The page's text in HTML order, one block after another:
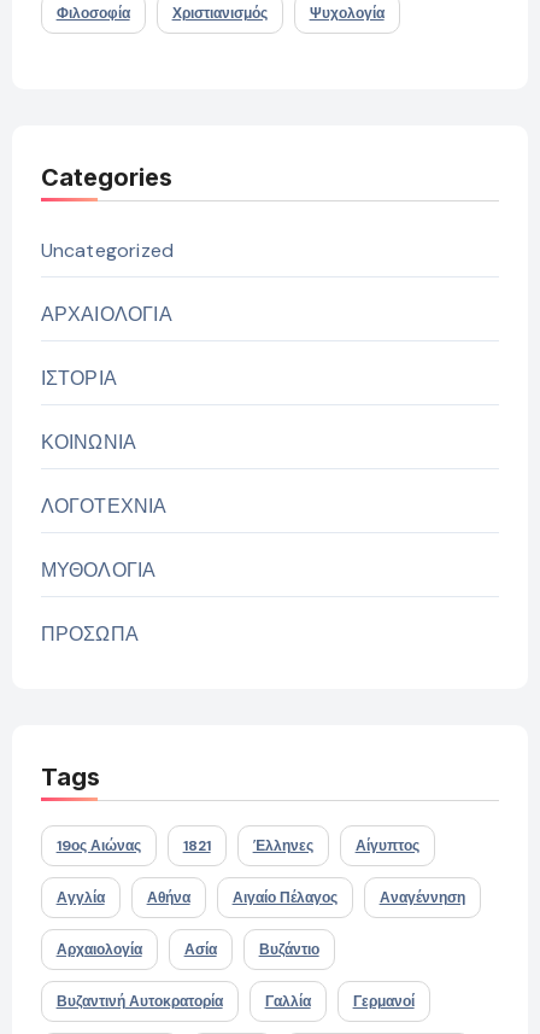
Φιλοσοφία Χριστιανισμός Ψυχολογία
Categories
Uncategorized
ΑΡΧΑΙΟΛΟΓΙΑ
ΙΣΤΟΡΙΑ
ΚΟΙΝΩΝΙΑ
ΛΟΓΟΤΕΧΝΙΑ
ΜΥΘΟΛΟΓΙΑ
ΠΡΟΣΩΠΑ
Tags
19ος Αιώνας 1821 Έλληνες Αίγυπτος
Αγγλία Αθήνα Αιγαίο Πέλαγος Αναγέννηση
Αρχαιολογία Ασία Βυζάντιο
Βυζαντινή Αυτοκρατορία Γαλλία Γερμανοί